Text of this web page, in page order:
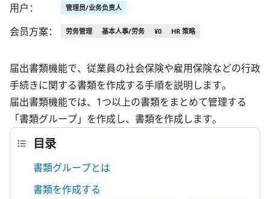
用户： 管理员/业务负责人
会员方案： 劳务管理 基本人事/劳务 ¥0 HR 策略
届出書類機能で、従業員の社会保険や雇用保険などの行政
手続きに関する書類を作成する手順を説明します。
届出書類機能では、1つ以上の書類をまとめて管理する
「書類グループ」を作成し、書類を作成します。
目录
書類グループとは
書類を作成する